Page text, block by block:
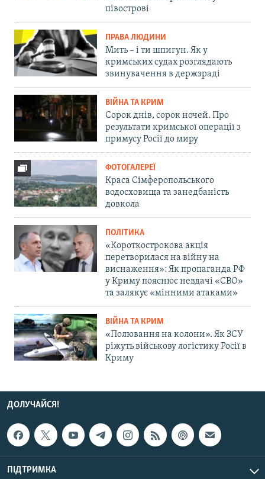
півострові
ПРАВА ЛЮДИНИ
Мить – і ти шпигун. Як у
кримських судах розглядають
звинувачення в держзраді
ВІЙНА ТА КРИМ
Сорок днів, сорок ночей. Про
результати кримської операції з
примусу Росії до миру
ФОТОГАЛЕРЕЇ
Краса Сімферопольського
водосховища та занедбаність
довкола
ПОЛІТИКА
«Короткострокова акція
перетворилася на війну на
виснаження»: Як пропаганда РФ
у Криму пояснює невдачі «СВО»
та залякує «мінними атаками»
ВІЙНА ТА КРИМ
«Полювання на колони». Як ЗСУ
ріжуть військову логістику Росії в
Криму
ДОЛУЧАЙСЯ!
ПІДТРИМКА